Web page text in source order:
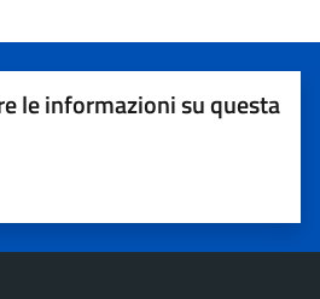
le informazioni su questa
stelle su 5
su 5
5